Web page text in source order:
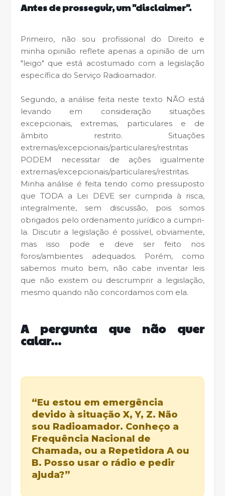
Antes de prosseguir, um "disclaimer".
Primeiro, não sou profissional do Direito e
minha opinião reflete apenas a opinião de um
"leigo" que está acostumado com a legislação
específica do Serviço Radioamador.
Segundo, a análise feita neste texto NÃO está
levando em consideração situações
excepcionais, extremas, particulares e de
âmbito restrito. Situações
extremas/excepcionais/particulares/restritas
PODEM necessitar de ações igualmente
extremas/excepcionais/particulares/restritas.
Minha análise é feita tendo como pressuposto
que TODA a Lei DEVE ser cumprida à risca,
integralmente, sem discussão, pois somos
obrigados pelo ordenamento jurídico a cumpri-
la. Discutir a legislação é possível, obviamente,
mas isso pode e deve ser feito nos
foros/ambientes adequados. Porém, como
sabemos muito bem, não cabe inventar leis
que não existem ou descrumprir a legislação,
mesmo quando não concordamos com ela.
A pergunta que não quer
calar...
“Eu estou em emergência
devido à situação X, Y, Z. Não
sou Radioamador. Conheço a
Frequência Nacional de
Chamada, ou a Repetidora A ou
B. Posso usar o rádio e pedir
ajuda?”